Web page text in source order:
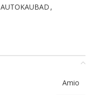
AUTOKAUBAD ,
Amio